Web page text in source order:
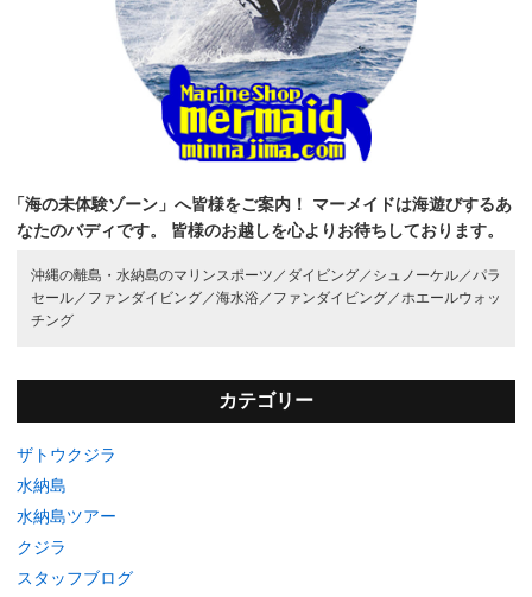
「海の未体験ゾーン」へ皆様をご案内！
マーメイドは海遊びするあ
なたのバディです。
皆様のお越しを心よりお待ちしております。
沖縄の離島・水納島のマリンスポーツ／ ダイビング／ シュノーケル／パラ
セール／ ファンダイビング／海水浴／ ファンダイビング／ホエールウォッ
チング
カテゴリー
ザトウクジラ
水納島
水納島ツアー
クジラ
スタッフブログ